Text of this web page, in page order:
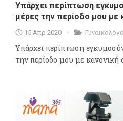
Υπάρχει περίπτωση
μέρες την περίοδο μου με
15 Απρ 2020
Υπάρχει περίπτωση
την περίοδο μου με κανονική